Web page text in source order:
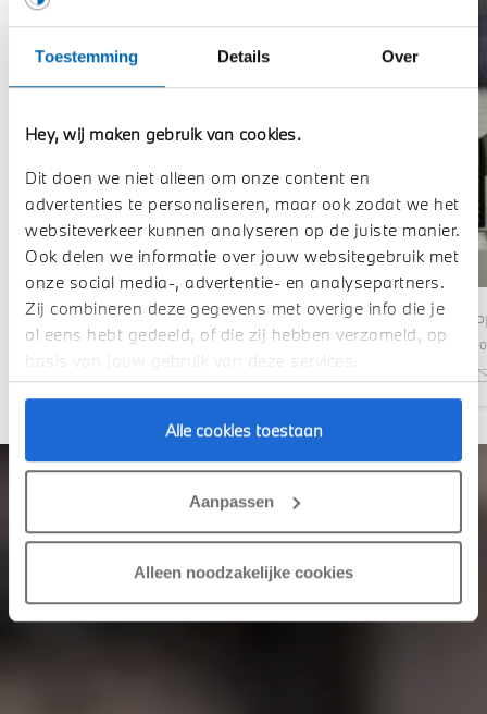
Toestemming Details Over
Hey, wij maken gebruik van cookies.
Dit doen we niet alleen om onze content en
advertenties te personaliseren, maar ook zodat we het
websiteverkeer kunnen analyseren op de juiste manier.
Ook delen we informatie over jouw websitegebruik met
onze social media-, advertentie- en analysepartners.
Zij combineren deze gegevens met overige info die je
al eens hebt gedeeld, of die zij hebben verzameld, op
basis van jouw gebruik van deze services.
Alle cookies toestaan
Aanpassen
Alleen noodzakelijke cookies
HARRY STORTELERS
Directeur